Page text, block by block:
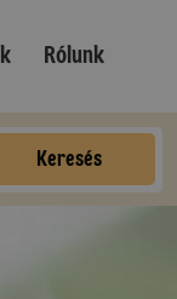
Rólunk
Keresés